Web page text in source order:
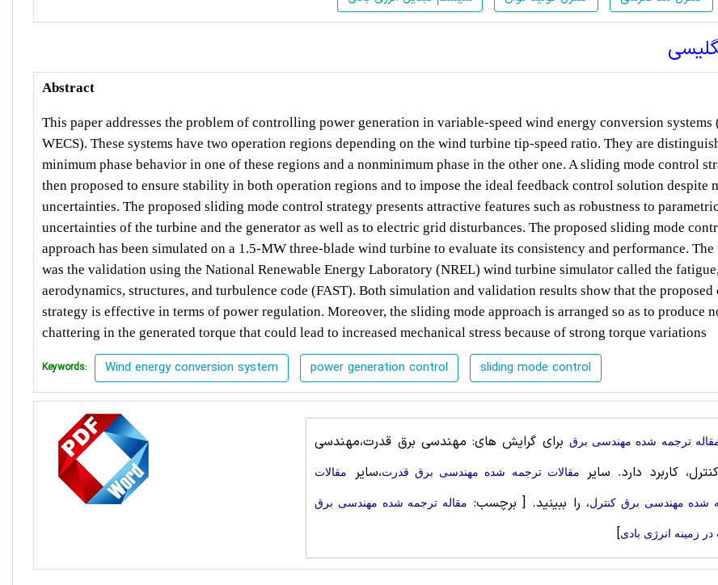
Abstract
This paper addresses the problem of controlling power generation in variable-speed wind energy conversion systems
WECS). These systems have two operation regions depending on the wind turbine tip-speed ratio. They are
minimum phase behavior in one of these regions and a nonminimum phase in the other one. A sliding mode control
then proposed to ensure stability in both operation regions and to impose the ideal feedback control solution despite
uncertainties. The proposed sliding mode control strategy presents attractive features such as robustness to parametric
uncertainties of the turbine and the generator as well as to electric grid disturbances. The proposed sliding mode
approach has been simulated on a 1.5-MW three-blade wind turbine to evaluate its consistency and performance. The
was the validation using the National Renewable Energy Laboratory (NREL) wind turbine simulator called the
aerodynamics, structures, and turbulence code (FAST). Both simulation and validation results show that the
strategy is effective in terms of power regulation. Moreover, the sliding mode approach is arranged so as to produce
chattering in the generated torque that could lead to increased mechanical stress because of strong torque variations
Keywords: Wind energy conversion system power generation control sliding mode control
ترجمه شده مهندسی برق برای گرایش های: مهندسی برق قدرت،مهندسی
کاربرد دارد. سایر
مقالات ترجمه شده مهندسی برق قدرت،سایر مقالات
شده مهندسی برق کنترل، را ببینید. [ برچسب: مقاله ترجمه شده مهندسی برق
زمینه انرژی بادی]